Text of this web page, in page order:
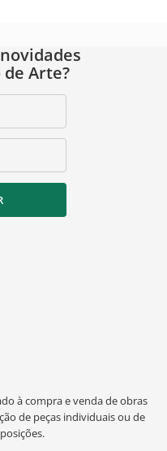
Arte?
à compra e venda de obras
de peças individuais ou de